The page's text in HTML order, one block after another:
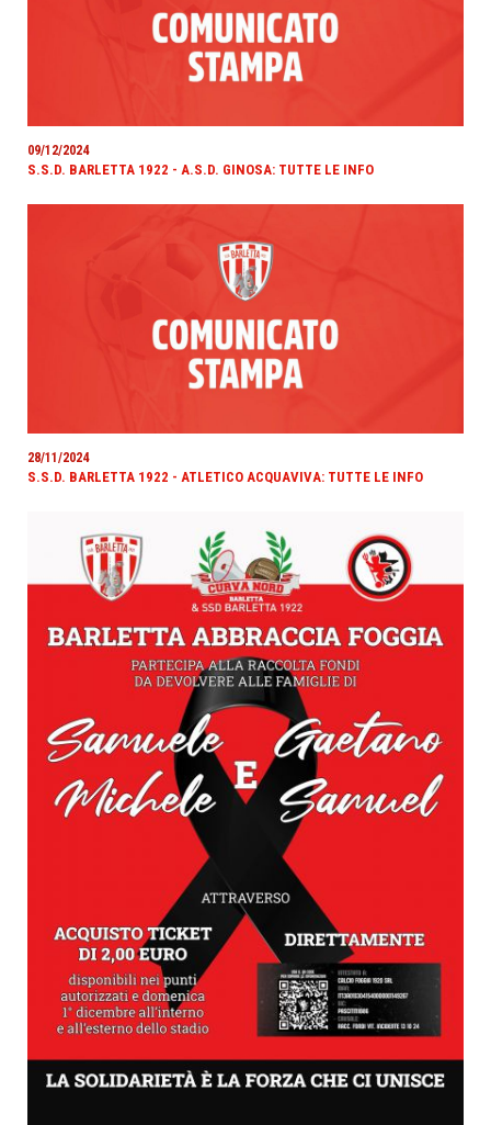
09/12/2024
S.S.D. BARLETTA 1922 - A.S.D. GINOSA: TUTTE LE INFO
28/11/2024
S.S.D. BARLETTA 1922 - ATLETICO ACQUAVIVA: TUTTE LE INFO